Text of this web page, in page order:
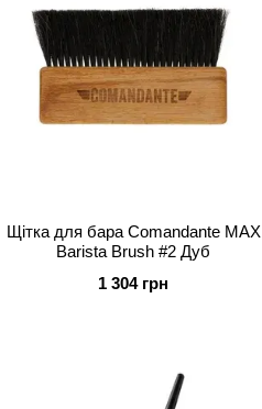
Щітка для бара Comandante MAX
Barista Brush #2 Дуб
1 304 грн